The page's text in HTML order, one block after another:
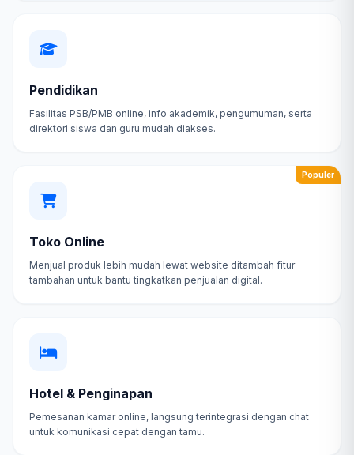
Pendidikan
Fasilitas PSB/PMB online, info akademik, pengumuman, serta
direktori siswa dan guru mudah diakses.
Populer
Toko Online
Menjual produk lebih mudah lewat website ditambah fitur
tambahan untuk bantu tingkatkan penjualan digital.
Hotel & Penginapan
Pemesanan kamar online, langsung terintegrasi dengan chat
untuk komunikasi cepat dengan tamu.